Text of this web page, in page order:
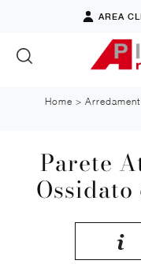
AREA
Home >
Parete